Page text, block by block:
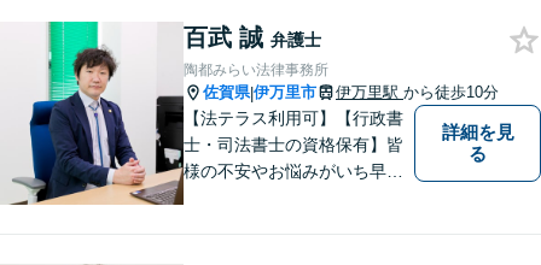
なリーガルサービスを提供い
たします。
百武 誠 弁護士
陶都みらい法律事務所
佐賀県|伊万里市 伊万里駅 から徒歩10分
【法テラス利用可】【行政書
士・司法書士の資格保有】皆
様の不安やお悩みがいち早く
詳細を見
る